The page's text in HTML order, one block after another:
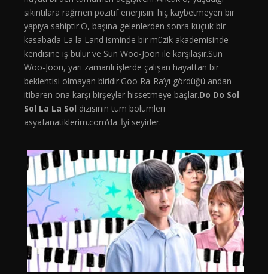
sıkıntılara rağmen pozitif enerjisini hiç kaybetmeyen bir
yapıya sahiptir.O, başına gelenlerden sonra küçük bir
kasabada La la Land isminde bir müzik akademisinde
kendisine iş bulur ve Sun Woo-Joon ile karşılaşır.Sun
Woo-Joon, yarı zamanlı işlerde çalışan hayattan bir
beklentisi olmayan biridir.Goo Ra-Ra’yı gördüğü andan
itibaren ona karşı birşeyler hissetmeye başlar.Do Do Sol
Sol La La Sol dizisinin tüm bölümleri
asyafanatiklerim.com’da..İyi seyirler.